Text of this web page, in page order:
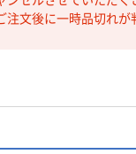
注文後に一時品切れが